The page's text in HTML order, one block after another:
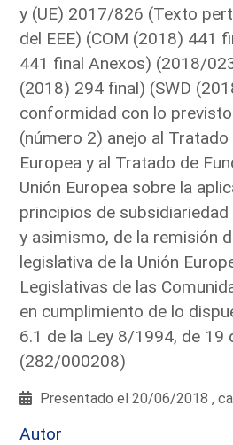
y (UE) 2017/826 (Texto
del EEE) (COM (2018) 441
441 final Anexos) (2018/
(2018) 294 final) (SWD
conformidad con lo
(número 2) anejo al Tratado
Europea y al Tratado de
Unión Europea sobre la
principios de
y asimismo, de la remisión
legislativa de la Unión
Legislativas de las
en cumplimiento de lo
6.1 de la Ley 8/1994, de 19
(282/000208)
Presentado el 20/06/2018 ,
Autor